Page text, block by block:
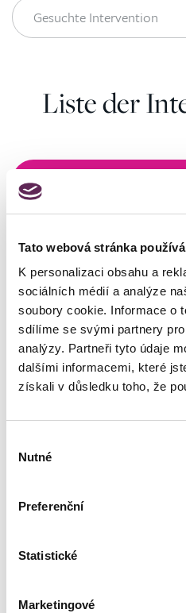
Tato webová stránka
K personalizaci obsahu a
sociálních médií a analýze
soubory cookie. Informace o
sdílíme se svými partnery
analýzy. Partneři tyto údaje
dalšími informacemi, které
získali v důsledku toho, že
souhlasu
Nutné
Preferenční
Statistické
Marketingové
Liste der
Schlafmedizin
Beseitigung des Schnarchens
Kontaktierien
persönlichen